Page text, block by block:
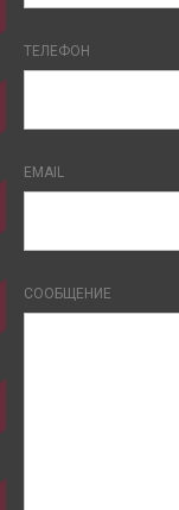
ТЕЛЕФОН
EMAIL
СООБЩЕНИЕ